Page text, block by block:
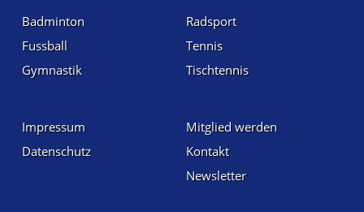
Badminton
Fussball
Gymnastik
Radsport
Tennis
Tischtennis
Impressum
Datenschutz
Mitglied werden
Kontakt
Newsletter